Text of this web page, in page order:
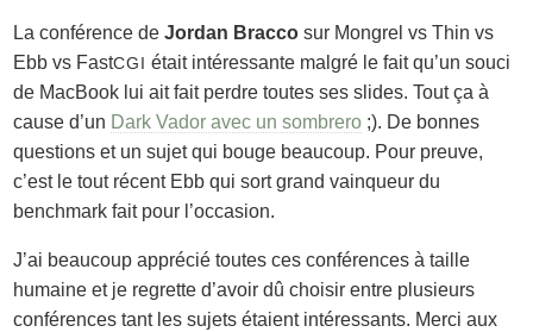
La conférence deJordan Bracco sur Mongrel vs Thin vs
Ebb vs FastCGI était intéressante malgré le fait qu’un souci
de MacBook lui ait fait perdre toutes sesslides. Tout ça à
cause d’un Dark Vador avec un sombrero ;). De bonnes
questions et un sujet qui bouge beaucoup. Pour preuve,
c’est le tout récent Ebb qui sort grand vainqueur du
benchmark fait pour l’occasion.
J’ai beaucoup apprécié toutes ces conférences à taille
humaine et je regrette d’avoir dû choisir entre plusieurs
conférences tant les sujets étaient intéressants. Merci aux